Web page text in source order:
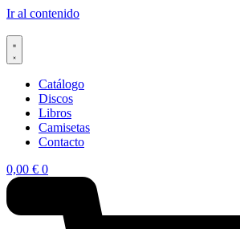
Ir al contenido
Catálogo
Discos
Libros
Camisetas
Contacto
0,00 € 0